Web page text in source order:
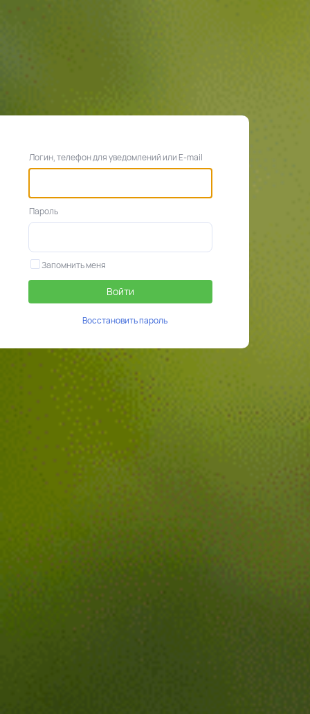
Логин, телефон для уведомлений или E-mail
Пароль
Запомнить меня
Войти
Восстановить пароль